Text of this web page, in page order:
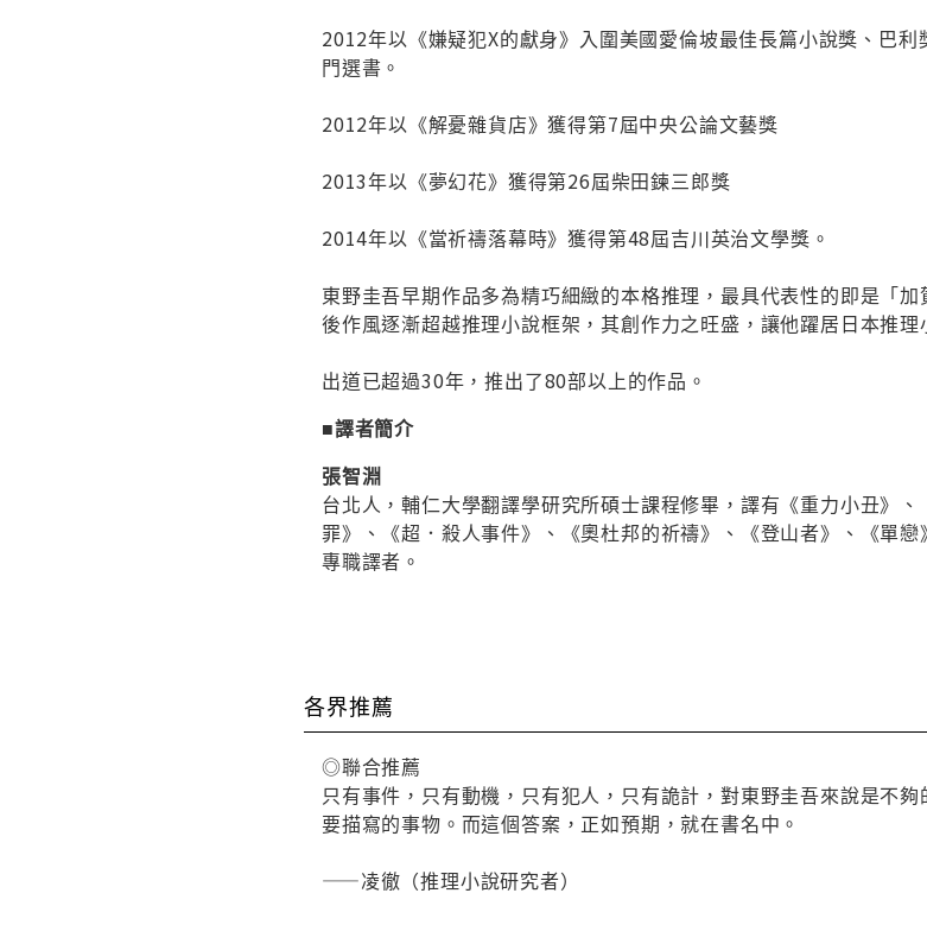
2012年以《嫌疑犯X的獻身》入圍美國愛倫坡最佳長篇小說獎、巴
門選書。
2012年以《解憂雜貨店》獲得第7屆中央公論文藝獎
2013年以《夢幻花》獲得第26屆柴田鍊三郎獎
2014年以《當祈禱落幕時》獲得第48屆吉川英治文學獎。
東野圭吾早期作品多為精巧細緻的本格推理，最具代表性的即是「
後作風逐漸超越推理小說框架，其創作力之旺盛，讓他躍居日本推理
出道已超過30年，推出了80部以上的作品。
■譯者簡介
張智淵
台北人，輔仁大學翻譯學研究所碩士課程修畢，譯有《重力小丑》
罪》、《超．殺人事件》、《奧杜邦的祈禱》、《登山者》、《單
專職譯者。
各界推薦
◎聯合推薦
只有事件，只有動機，只有犯人，只有詭計，對東野圭吾來說是不
要描寫的事物。而這個答案，正如預期，就在書名中。
——凌徹（推理小說研究者）